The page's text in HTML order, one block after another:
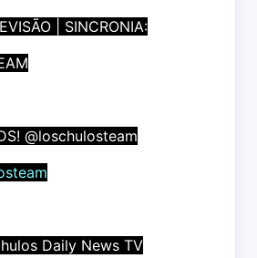
| SINCRONIA:
@loschulosteam
Daily News TV